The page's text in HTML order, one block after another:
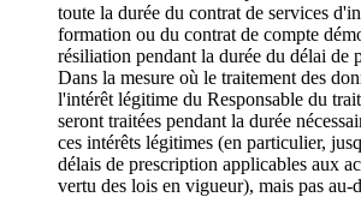
toute la durée du contrat de services
formation ou du contrat de compte
résiliation pendant la durée du délai de
Dans la mesure où le traitement des
l'intérêt légitime du Responsable du
seront traitées pendant la durée
ces intérêts légitimes (en particulier,
délais de prescription applicables aux
vertu des lois en vigueur), mais pas au-